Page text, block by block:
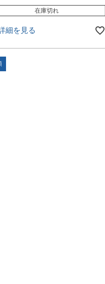
在庫切れ
細を見る